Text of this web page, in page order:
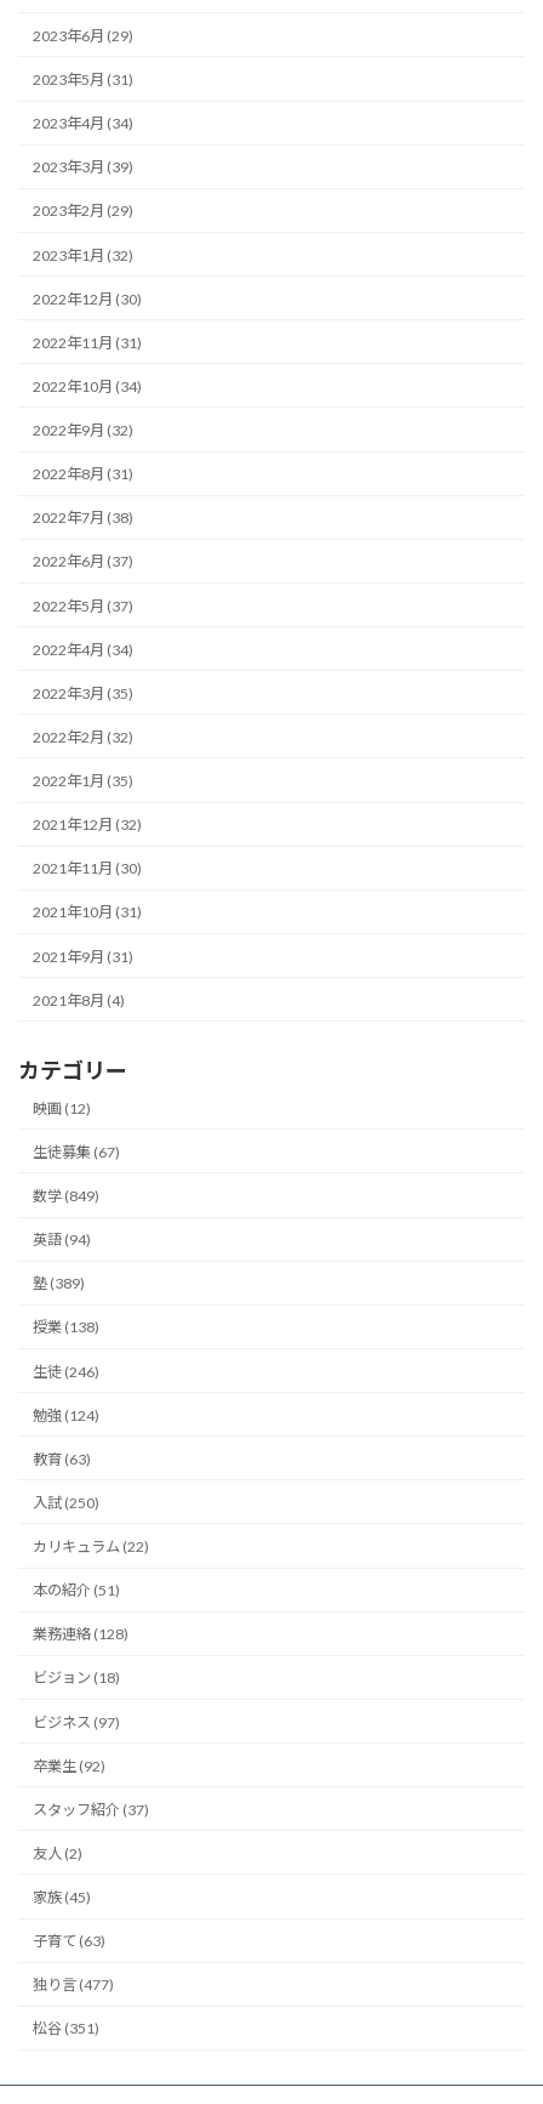
2023年6月 (29)
2023年5月 (31)
2023年4月 (34)
2023年3月 (39)
2023年2月 (29)
2023年1月 (32)
2022年12月 (30)
2022年11月 (31)
2022年10月 (34)
2022年9月 (32)
2022年8月 (31)
2022年7月 (38)
2022年6月 (37)
2022年5月 (37)
2022年4月 (34)
2022年3月 (35)
2022年2月 (32)
2022年1月 (35)
2021年12月 (32)
2021年11月 (30)
2021年10月 (31)
2021年9月 (31)
2021年8月 (4)
カテゴリー
映画 (12)
生徒募集 (67)
数学 (849)
英語 (94)
塾 (389)
授業 (138)
生徒 (246)
勉強 (124)
教育 (63)
入試 (250)
カリキュラム (22)
本の紹介 (51)
業務連絡 (128)
ビジョン (18)
ビジネス (97)
卒業生 (92)
スタッフ紹介 (37)
友人 (2)
家族 (45)
子育て (63)
独り言 (477)
松谷 (351)